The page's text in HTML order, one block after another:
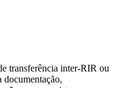
transferência inter-RIR ou